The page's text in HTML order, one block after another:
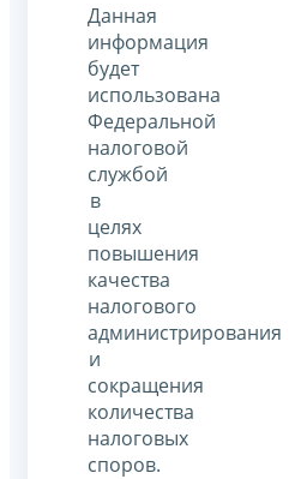
Данная
информация
будет
использована
Федеральной
налоговой
службой
в
целях
повышения
качества
налогового
администрирования
и
сокращения
количества
налоговых
споров.